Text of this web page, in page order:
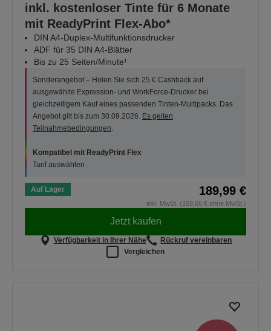
inkl. kostenloser Tinte für 6 Monate
mit ReadyPrint Flex-Abo*
DIN A4-Duplex-Multifunktionsdrucker
ADF für 35 DIN A4-Blätter
Bis zu 25 Seiten/Minute¹
Sonderangebot – Holen Sie sich 25 € Cashback auf
ausgewählte Expression- und WorkForce-Drucker bei
gleichzeitigem Kauf eines passenden Tinten-Multipacks. Das
Angebot gilt bis zum 30.09.2026. Es gelten
Teilnahmebedingungen.
Kompatibel mit ReadyPrint Flex
Tarif auswählen
Auf Lager 189,99 €
inkl. MwSt. (159,66 € ohne MwSt.)
Jetzt kaufen
Verfügbarkeit in Ihrer Nähe
Rückruf vereinbaren
Vergleichen